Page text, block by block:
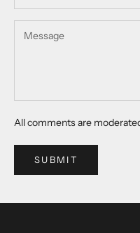
All comments are
SUBMIT